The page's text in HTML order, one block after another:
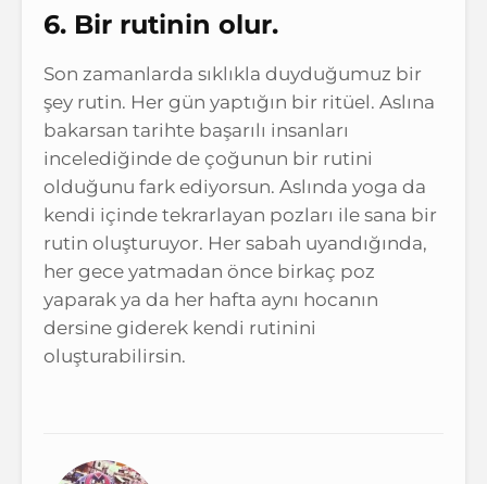
6. Bir rutinin olur.
Son zamanlarda sıklıkla duyduğumuz bir
şey rutin. Her gün yaptığın bir ritüel. Aslına
bakarsan tarihte başarılı insanları
incelediğinde de çoğunun bir rutini
olduğunu fark ediyorsun. Aslında yoga da
kendi içinde tekrarlayan pozları ile sana bir
rutin oluşturuyor. Her sabah uyandığında,
her gece yatmadan önce birkaç poz
yaparak ya da her hafta aynı hocanın
dersine giderek kendi rutinini
oluşturabilirsin.